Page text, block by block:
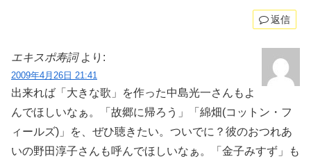
返信
エキスポ寿詞 より:
2009年4月26日 21:41
出来れば「大きな歌」を作った中島光一さんもよ
んでほしいなぁ。「故郷に帰ろう」「綿畑(コットン・フ
ィールズ)」を、ぜひ聴きたい。ついでに？彼のおつれあ
いの野田淳子さんも呼んでほしいなぁ。「金子みすず」も